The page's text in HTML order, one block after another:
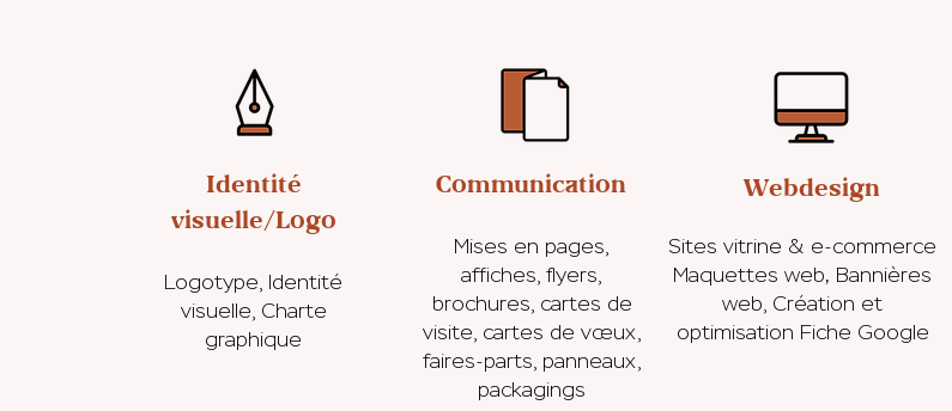
Identité
visuelle/Logo
Logotype, Identité
visuelle, Charte
graphique
Communication
Mises en pages,
affiches, flyers,
brochures, cartes de
visite, cartes de vœux,
faires-parts, panneaux,
packagings
Webdesign
Sites vitrine & e-commerce
Maquettes web, Bannières
web, Création et
optimisation Fiche Google